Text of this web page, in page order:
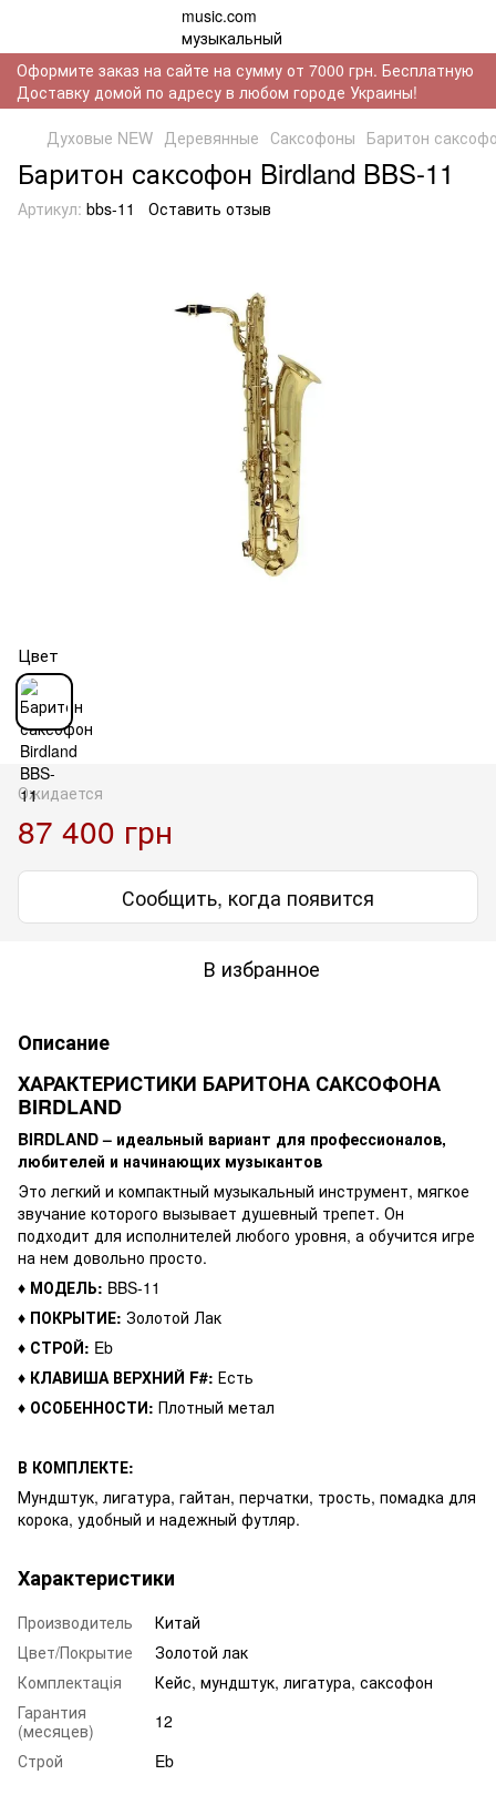
Оформите заказ на сайте на сумму от 7000 грн. Бесплатную
Доставку домой по адресу в любом городе Украины!
Духовые NEW Деревянные Саксофоны Баритон
Баритон саксофон Birdland BBS-11
Артикул: bbs-11 Оставить отзыв
Цвет
Ожидается
87 400 грн
Сообщить, когда появится
В избранное
Описание
ХАРАКТЕРИСТИКИ БАРИТОНА САКСОФОНА
BIRDLAND
BIRDLAND – идеальный вариант для профессионалов,
любителей и начинающих музыкантов
Это легкий и компактный музыкальный инструмент, мягкое
звучание которого вызывает душевный трепет. Он
подходит для исполнителей любого уровня, а обучится игре
на нем довольно просто.
♦ МОДЕЛЬ: BBS-11
♦ ПОКРЫТИЕ: Золотой Лак
♦ СТРОЙ: Eb
♦ КЛАВИША ВЕРХНИЙ F#: Есть
♦ ОСОБЕННОСТИ: Плотный метал
В КОМПЛЕКТЕ:
Мундштук, лигатура, гайтан, перчатки, трость, помадка для
корока, удобный и надежный футляр.
Характеристики
Производитель
Китай
Цвет/Покрытие
Золотой лак
Комплектація
Кейс, мундштук, лигатура, саксофон
Гарантия
(месяцев)
12
Строй
Eb